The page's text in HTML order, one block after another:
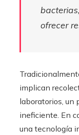
ofrecer
implican
laboratorios, un
ineficiente. En
una tecnología